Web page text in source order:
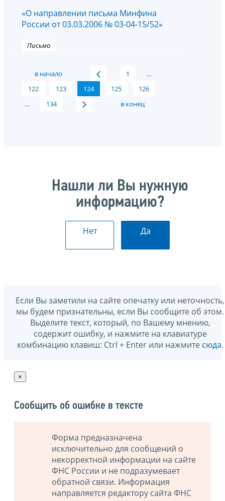
«О направлении письма Минфина
России от 03.03.2006 № 03-04-15/52»
Письмо
в начало 1
...
122
123 124 125
126
...
134 в конец
Нашли ли Вы нужную
информацию?
Нет Да
Если Вы заметили на сайте опечатку или неточность,
мы будем признательны, если Вы сообщите об этом.
Выделите текст, который, по Вашему мнению,
содержит ошибку, и нажмите на клавиатуре
комбинацию клавиш: Ctrl + Enter или нажмите сюда.
×
Сообщить об ошибке в тексте
Форма предназначена
исключительно для сообщений о
некорректной информации на сайте
ФНС России и не подразумевает
обратной связи. Информация
направляется редактору сайта ФНС